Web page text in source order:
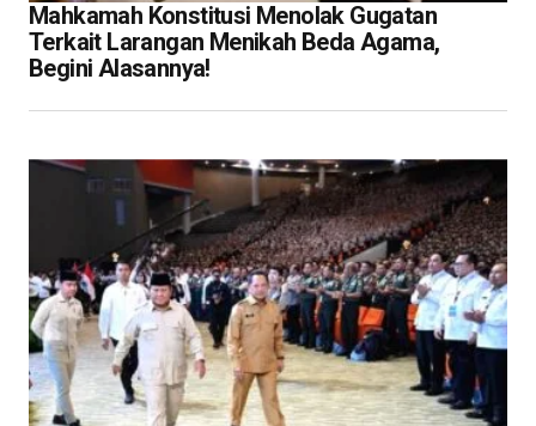
Mahkamah Konstitusi Menolak Gugatan
Terkait Larangan Menikah Beda Agama,
Begini Alasannya!